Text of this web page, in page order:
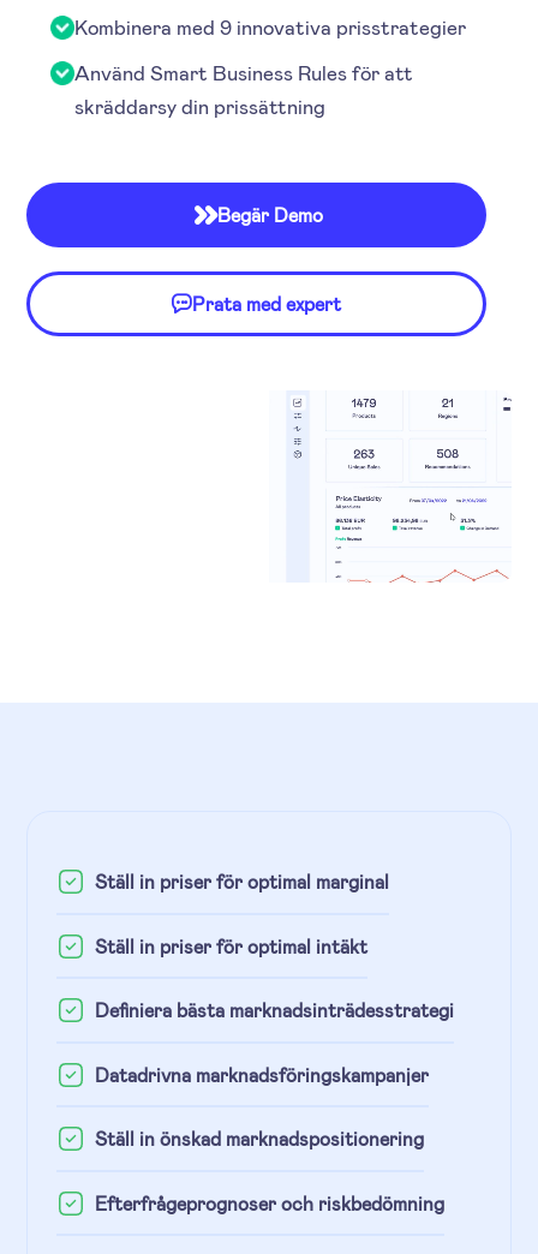
Kombinera med 9 innovativa prisstrategier
Använd Smart Business Rules för att
skräddarsy din prissättning
Begär Demo
Prata med expert
Ställ in priser för optimal marginal
Ställ in priser för optimal intäkt
Definiera bästa marknadsinträdesstrategi
Datadrivna marknadsföringskampanjer
Ställ in önskad marknadspositionering
Efterfrågeprognoser och riskbedömning